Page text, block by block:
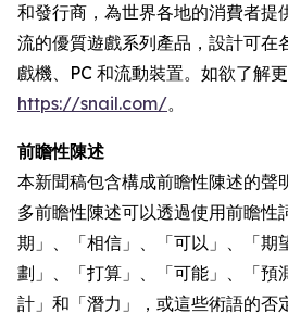
和發行商，為世界各地的消費者提
流的優質遊戲系列產品，設計可在
戲機、PC 和流動裝置。如欲了解
https://snail.com/。
前瞻性陳述
本新聞稿包含構成前瞻性陳述的聲
多前瞻性陳述可以透過使用前瞻性
期」、「相信」、「可以」、「期
劃」、「打算」、「可能」、「預
計」和「潛力」，或這些術語的否